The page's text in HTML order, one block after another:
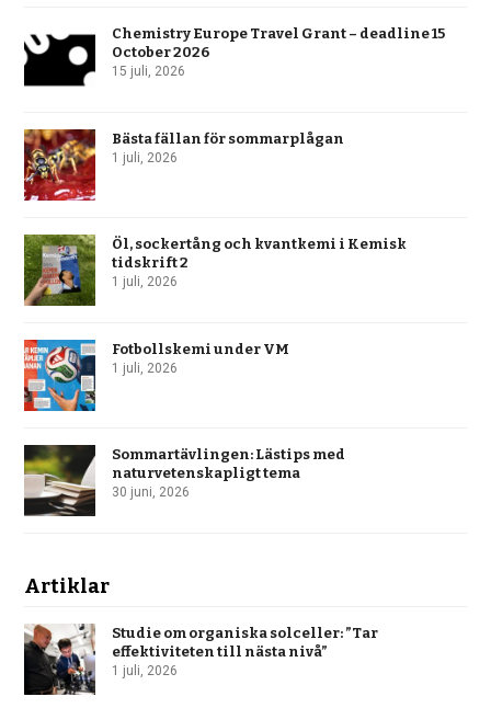
Chemistry Europe Travel Grant – deadline 15
October 2026
15 juli, 2026
Bästa fällan för sommarplågan
1 juli, 2026
Öl, sockertång och kvantkemi i Kemisk
tidskrift 2
1 juli, 2026
Fotbollskemi under VM
1 juli, 2026
Sommartävlingen: Lästips med
naturvetenskapligt tema
30 juni, 2026
Artiklar
Studie om organiska solceller: ”Tar
effektiviteten till nästa nivå”
1 juli, 2026